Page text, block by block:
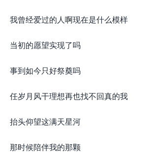
我曾经爱过的人啊现在是什么模样
当初的愿望实现了吗
事到如今只好祭奠吗
任岁月风干理想再也找不回真的我
抬头仰望这满天星河
那时候陪伴我的那颗